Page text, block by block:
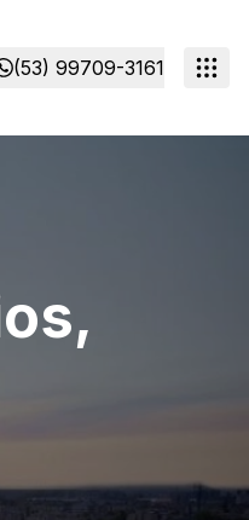
(53) 99709-3161